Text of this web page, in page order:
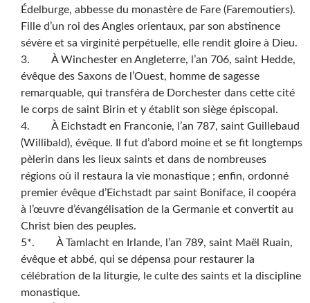
Édelburge, abbesse du monastère de Fare (Faremoutiers).
Fille d’un roi des Angles orientaux, par son abstinence
sévère et sa virginité perpétuelle, elle rendit gloire à Dieu.
3. À Winchester en Angleterre, l’an 706, saint Hedde,
évêque des Saxons de l’Ouest, homme de sagesse
remarquable, qui transféra de Dorchester dans cette cité
le corps de saint Birin et y établit son siège épiscopal.
4. À Eichstadt en Franconie, l’an 787, saint Guillebaud
(Willibald), évêque. Il fut d’abord moine et se fit longtemps
pèlerin dans les lieux saints et dans de nombreuses
régions où il restaura la vie monastique ; enfin, ordonné
premier évêque d’Eichstadt par saint Boniface, il coopéra
à l’œuvre d’évangélisation de la Germanie et convertit au
Christ bien des peuples.
5*. À Tamlacht en Irlande, l’an 789, saint Maël Ruain,
évêque et abbé, qui se dépensa pour restaurer la
célébration de la liturgie, le culte des saints et la discipline
monastique.